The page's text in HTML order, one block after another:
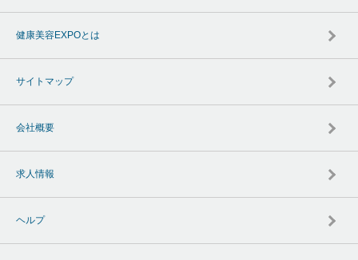
健康美容EXPOとは
サイトマップ
会社概要
求人情報
ヘルプ